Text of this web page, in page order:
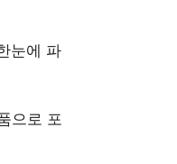
눈에 파
으로 포